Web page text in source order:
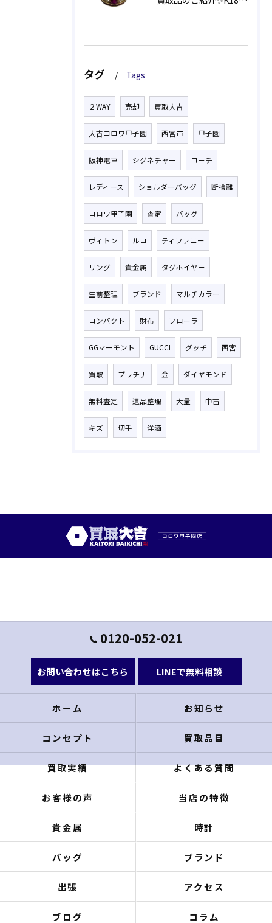
タグ Tags
２WAY 売却 買取大吉
大吉コロワ甲子園 西宮市 甲子園
阪神電車 シグネチャー コーチ
レディース ショルダーバッグ 断捨離
コロワ甲子園 査定 バッグ
ヴィトン ルコ ティファニー
リング 貴金属 タグホイヤー
生前整理 ブランド マルチカラー
コンパクト 財布 フローラ
GGマーモント GUCCI グッチ 西宮
買取 プラチナ 金 ダイヤモンド
無料査定 遺品整理 大量 中古
キズ 切手 洋酒
0120-052-021
お問い合わせはこちら LINEで無料相談
ホーム お知らせ
コンセプト 買取品目
買取実績 よくある質問
お客様の声 当店の特徴
貴金属 時計
バッグ ブランド
出張 アクセス
ブログ コラム